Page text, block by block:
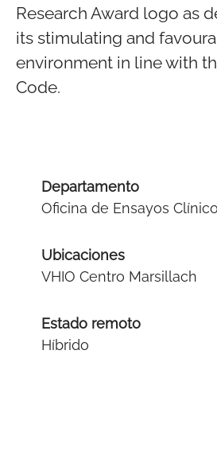
Research Award logo as
its stimulating and
environment in line with
Code.
Departamento
Oficina de Ensayos
Ubicaciones
VHIO Centro Marsillach
Estado remoto
Híbrido